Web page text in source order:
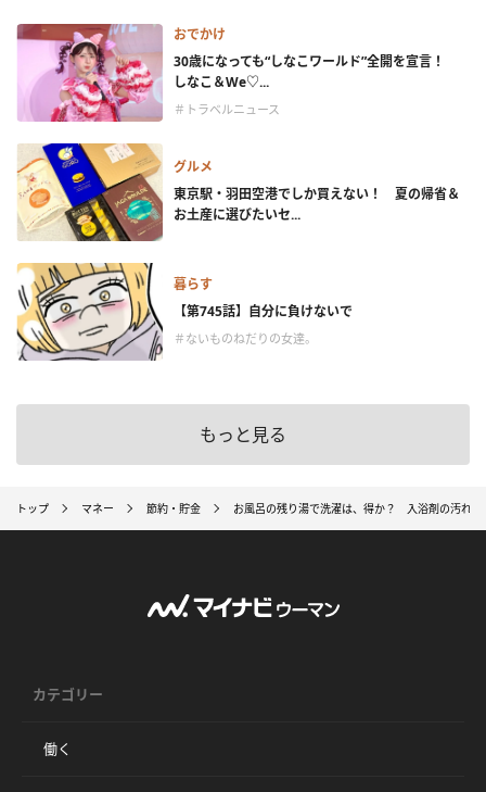
おでかけ
30歳になっても“しなこワールド”全開を宣言！
しなこ＆We♡...
＃トラベルニュース
グルメ
東京駅・羽田空港でしか買えない！ 夏の帰省＆
お土産に選びたいセ...
暮らす
【第745話】自分に負けないで
＃ないものねだりの女達。
もっと見る
トップ マネー 節約・貯金 お風呂の残り湯で洗濯は、得か？ 入浴剤の汚れも
カテゴリー
働く